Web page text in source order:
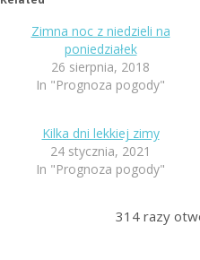
Zimna noc z niedzieli na
poniedziałek
26 sierpnia, 2018
In "Prognoza pogody"
Kilka dni lekkiej zimy
24 stycznia, 2021
In "Prognoza pogody"
314 razy